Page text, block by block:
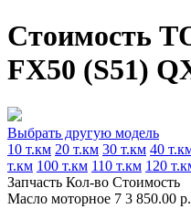
Стоимость
FX50 (S51)
Выбрать другую модель
10 т.км 20 т.км 30 т.км 40
т.км 100 т.км 110 т.км 120
Запчасть Кол-во Стоимость
Масло моторное 7 3 850.00 р.